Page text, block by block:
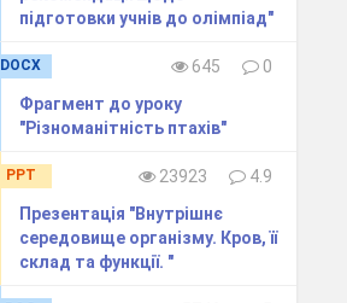
підготовки учнів до олімпіад"
DOCX 645
0
Фрагмент до уроку
"Різноманітність птахів"
PPT 23923
4.9
Презентація "Внутрішнє
середовище організму. Кров, її
склад та функції. "